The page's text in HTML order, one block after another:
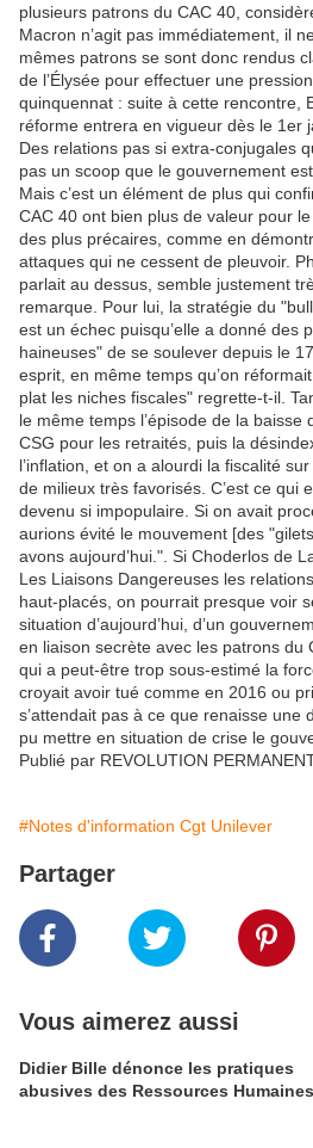
plusieurs patrons du CAC 40,
Macron n’agit pas immédiatement, il
mêmes patrons se sont donc rendus
de l’Élysée pour effectuer une
quinquennat : suite à cette rencontre,
réforme entrera en vigueur dès le 1er
Des relations pas si extra-conjugales
pas un scoop que le gouvernement
Mais c’est un élément de plus qui
CAC 40 ont bien plus de valeur pour
des plus précaires, comme en
attaques qui ne cessent de pleuvoir.
parlait au dessus, semble justement
remarque. Pour lui, la stratégie du
est un échec puisqu’elle a donné des
haineuses" de se soulever depuis le
esprit, en même temps qu’on
plat les niches fiscales" regrette-t-il.
le même temps l’épisode de la baisse
CSG pour les retraités, puis la
l’inflation, et on a alourdi la fiscalité
de milieux très favorisés. C’est ce qui
devenu si impopulaire. Si on avait
aurions évité le mouvement [des
avons aujourd’hui.". Si Choderlos de
Les Liaisons Dangereuses les
haut-placés, on pourrait presque voir
situation d’aujourd’hui, d’un
en liaison secrète avec les patrons du
qui a peut-être trop sous-estimé la
croyait avoir tué comme en 2016 ou
s’attendait pas à ce que renaisse une
pu mettre en situation de crise le
Publié par REVOLUTION
#Notes d'information Cgt Unilever
Partager
Vous aimerez aussi
Didier Bille dénonce les pratiques
abusives des Ressources Humaines